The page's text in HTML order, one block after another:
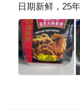
日期新鲜，25